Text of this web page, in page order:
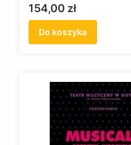
Cena
154,00 zł
Do koszyka